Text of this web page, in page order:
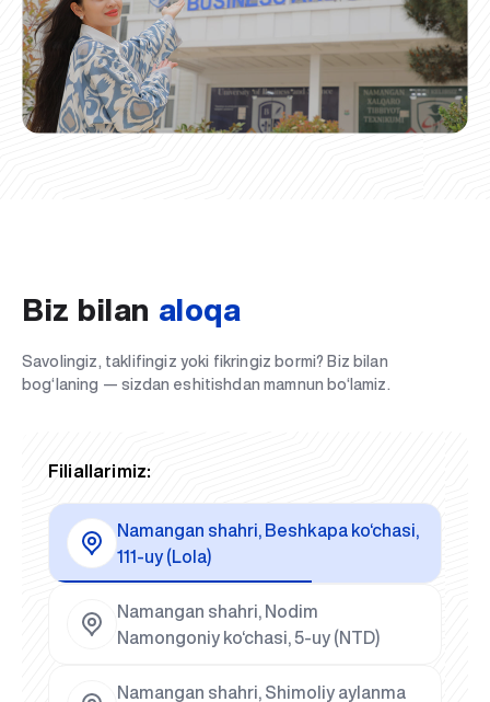
Biz bilan aloqa
Savolingiz, taklifingiz yoki fikringiz bormi? Biz bilan
bog‘laning — sizdan eshitishdan mamnun bo‘lamiz.
Filiallarimiz:
Namangan shahri, Beshkapa ko‘chasi,
111-uy (Lola)
Namangan shahri, Nodim
Namongoniy ko‘chasi, 5-uy (NTD)
Namangan shahri, Shimoliy aylanma